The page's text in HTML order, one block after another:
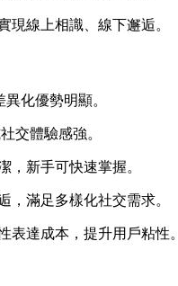
現線上相識、線下邂逅。
化優勢明顯。
交體驗感強。
，新手可快速掌握。
，滿足多樣化社交需求。
表達成本，提升用戶粘性。